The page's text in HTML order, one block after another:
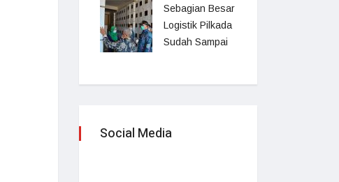
Sebagian Besar
Logistik Pilkada
Sudah Sampai
Social Media